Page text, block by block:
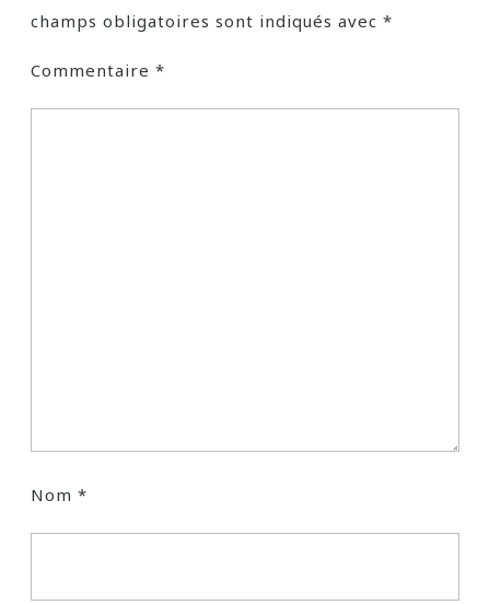
champs obligatoires sont indiqués avec *
Commentaire *
Nom *